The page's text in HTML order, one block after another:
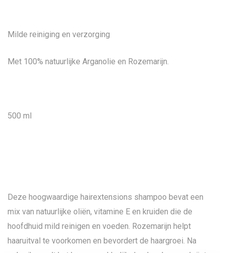
Milde reiniging en verzorging
Met 100% natuurlijke Arganolie en Rozemarijn.
500 ml
Deze hoogwaardige hairextensions shampoo bevat een
mix van natuurlijke oliën, vitamine E en kruiden die de
hoofdhuid mild reinigen en voeden. Rozemarijn helpt
haaruitval te voorkomen en bevordert de haargroei. Na